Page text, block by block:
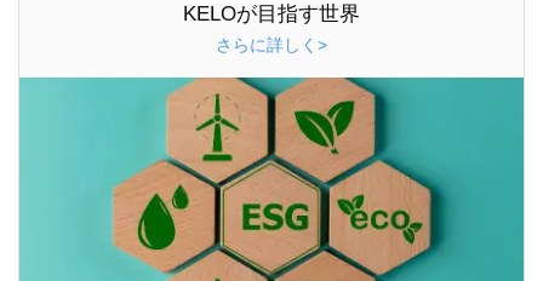
KELOが目指す世界
さらに詳しく>